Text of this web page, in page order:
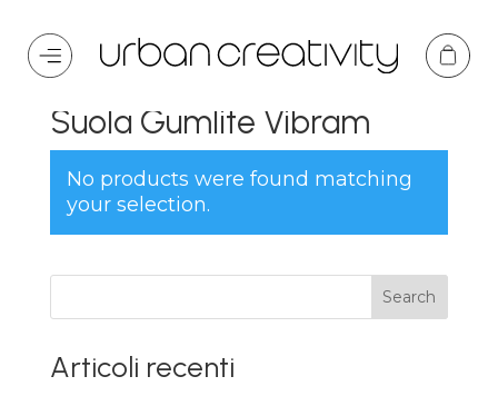
Home / Product Suola / Suola Gumlite Vibram
Suola Gumlite Vibram
No products were found matching
your selection.
Search
Articoli recenti